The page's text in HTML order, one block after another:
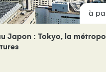
à
Japon : Tokyo, la